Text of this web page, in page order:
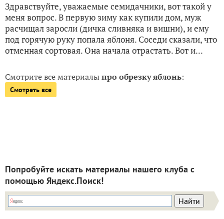
Здравствуйте, уважаемые семидачники, вот такой у
меня вопрос. В первую зиму как купили дом, муж
расчищал заросли (дичка сливняка и вишни), и ему
под горячую руку попала яблоня. Соседи сказали, что
отменная сортовая. Она начала отрастать. Вот и...
Смотрите все материалыпро обрезку яблонь:
Смотреть все
Попробуйте искать материалы нашего клуба с
помощью Яндекс.Поиск!